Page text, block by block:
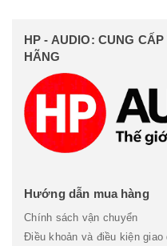
HP - AUDIO: CUNG
HÃNG
Hướng dẫn mua hàng
Chính sách vận chuyển
Điều khoản và điều kiện giao